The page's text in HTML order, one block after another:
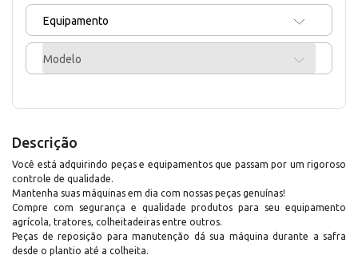
Equipamento
Modelo
Descrição
Você está adquirindo peças e equipamentos que passam por um rigoroso
controle de qualidade.
Mantenha suas máquinas em dia com nossas peças genuínas!
Compre com segurança e qualidade produtos para seu equipamento
agrícola, tratores, colheitadeiras entre outros.
Peças de reposição para manutenção dá sua máquina durante a safra
desde o plantio até a colheita.